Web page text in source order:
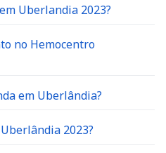
Uberlandia 2023?
no Hemocentro
em Uberlândia?
2023?